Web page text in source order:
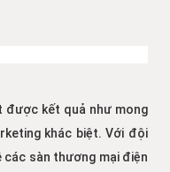
được kết quả như mong
khác biệt. Với đội
các sàn thương mại điện